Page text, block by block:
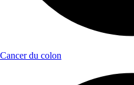
Cancer du colon